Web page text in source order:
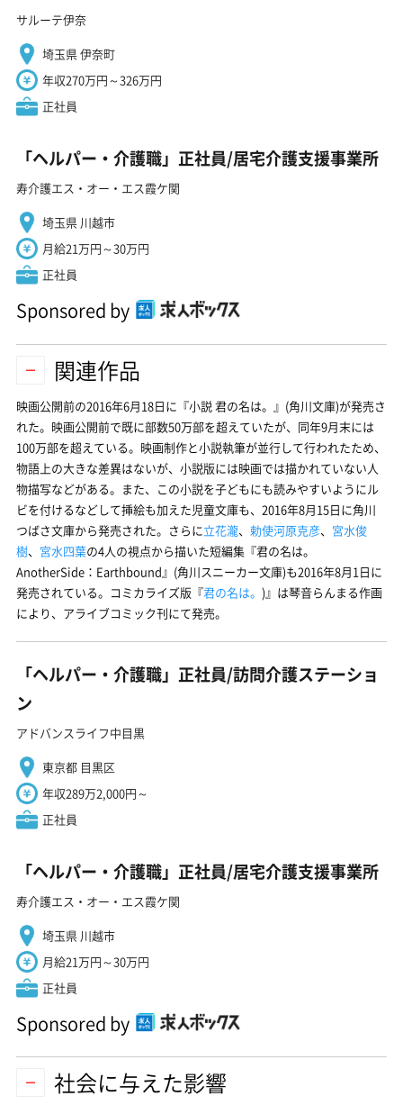
サルーテ伊奈
埼玉県 伊奈町
年収270万円～326万円
正社員
「ヘルパー・介護職」正社員/居宅介護支援事業所
寿介護エス・オー・エス霞ケ関
埼玉県 川越市
月給21万円～30万円
正社員
Sponsored by
関連作品
映画公開前の2016年6月18日に『小説 君の名は。』(角川文庫)が発売さ
れた。映画公開前で既に部数50万部を超えていたが、同年9月末には
100万部を超えている。映画制作と小説執筆が並行して行われたため、
物語上の大きな差異はないが、小説版には映画では描かれていない人
物描写などがある。また、この小説を子どもにも読みやすいようにル
ビを付けるなどして挿絵も加えた児童文庫も、2016年8月15日に角川
つばさ文庫から発売された。さらに立花瀧、 勅使河原克彦、 宮水俊
樹、 宮水四葉の4人の視点から描いた短編集『君の名は。
AnotherSide：Earthbound』(角川スニーカー文庫)も2016年8月1日に
発売されている。コミカライズ版『君の名は。 )』は琴音らんまる作画
により、アライブコミック刊にて発売。
「ヘルパー・介護職」正社員/訪問介護ステーショ
ン
アドバンスライフ中目黒
東京都 目黒区
年収289万2,000円～
正社員
「ヘルパー・介護職」正社員/居宅介護支援事業所
寿介護エス・オー・エス霞ケ関
埼玉県 川越市
月給21万円～30万円
正社員
Sponsored by
社会に与えた影響